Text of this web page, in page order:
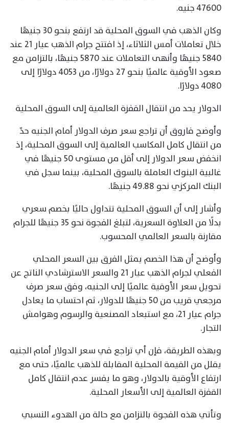
47600 جنيه.
وكان الذهب في السوق المحلية قد ارتفع بنحو 30 جنيهًا
خلال تعاملات أمس الثلاثاء، إذ افتتح جرام الذهب عيار 21 عند
5840 جنيهًا وأنهى التعاملات عند 5870 جنيهًا، بالتزامن مع
صعود الأوقية عالميًا بنحو 27 دولارًا، من 4053 دولارًا إلى
4080 دولارًا.
الدولار يحد من انتقال القفزة العالمية إلى السوق المحلية
وأوضح فاروق أن تراجع سعر صرف الدولار أمام الجنيه حدّ
من انتقال كامل المكاسب العالمية إلى السوق المحلية، إذ
انخفض سعر الدولار إلى أقل من مستوى 50 جنيهًا في
غالبية البنوك العاملة بالسوق المحلية، بينما سجل في
البنك المركزي نحو 49.88 جنيهًا.
وأشار إلى أن السوق المحلية تتداول حاليًا بخصم سعري
بدلًا من العلاوة السعرية، لتبلغ الفجوة نحو 35 جنيهًا للجرام
مقارنة بالسعر العالمي المحسوب.
وأوضح أن هذا الخصم يمثل الفرق بين السعر المحلي
الفعلي لجرام الذهب عيار 21 والسعر الاسترشادي الناتج عن
تحويل سعر الأوقية عالميًا إلى الجنيه، وفق سعر صرف
مرجعي قريب من 50 جنيهًا للدولار، ثم احتساب ما يعادل
جرام عيار 21، مع استبعاد المصنعية والرسوم وهوامش
التجار.
وبهذه الطريقة، فإن أي تراجع في سعر الدولار أمام الجنيه
يقلل من القيمة المحلية المقابلة للذهب عالميًا، حتى مع
ارتفاع الأوقية بالدولار، وهو ما يفسر عدم انتقال كامل
القفزة العالمية إلى الأسعار المحلية.
وتأتي هذه الفجوة بالتزامن مع حالة من الهدوء النسبي